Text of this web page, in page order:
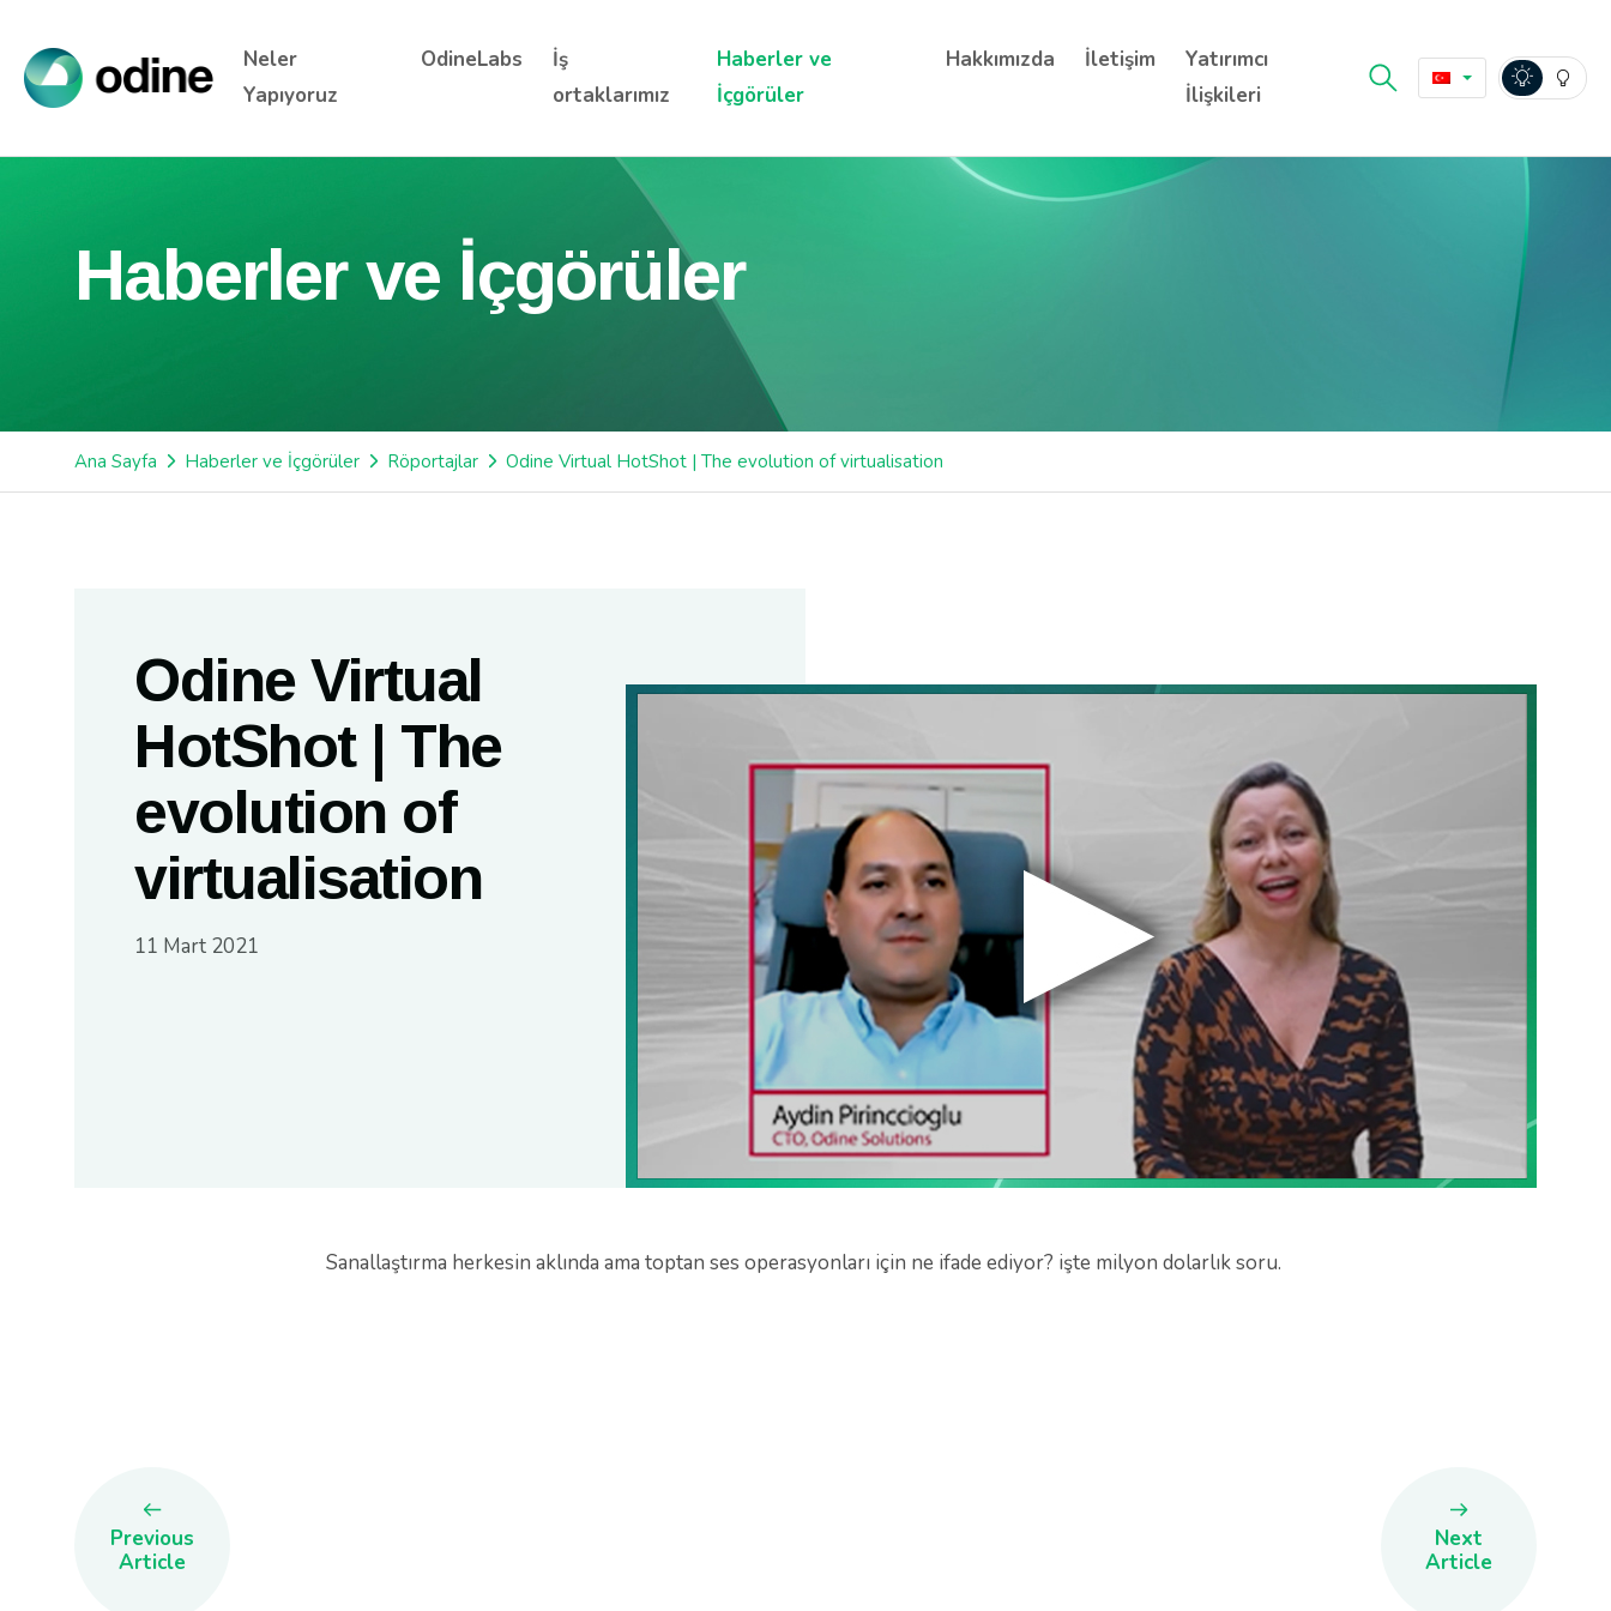
Neler
Yapıyoruz
OdineLabs
İş
ortaklarımız
Haberler ve
İçgörüler
Hakkımızda İletişim
Yatırımcı
İlişkileri
Haberler ve İçgörüler
Ana Sayfa Haberler ve İçgörüler Röportajlar Odine Virtual HotShot | The evolution of virtualisation
Odine Virtual
HotShot | The
evolution of
virtualisation
11 Mart 2021
Sanallaştırma herkesin aklında ama toptan ses operasyonları için ne ifade ediyor? işte milyon dolarlık soru.
Previous
Article
Next
Article